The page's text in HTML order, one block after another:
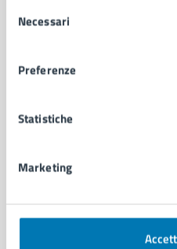
delNecessari
Preferenze
Statistiche
Marketing
Organi di governo
Enti e fondazioni
Documenti e dati
Ambiente